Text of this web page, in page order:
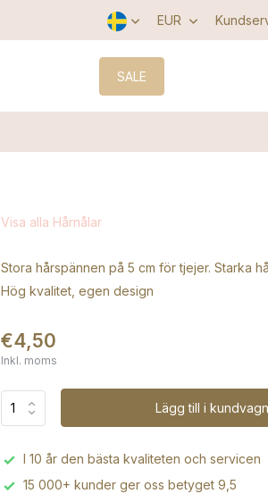
EUR
SALE
Visa alla Hårnålar
Stora hårspännen på 5 cm för tjejer. Starka
Hög kvalitet, egen design
€4,50
Inkl. moms
Lägg till i
I 10 år den bästa kvaliteten och servicen
15 000+ kunder ger oss betyget 9,5